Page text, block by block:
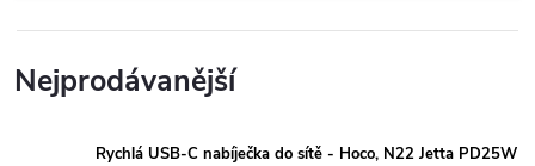
Nejprodávanější
Rychlá USB-C nabíječka do sítě - Hoco, N22 Jetta PD25W